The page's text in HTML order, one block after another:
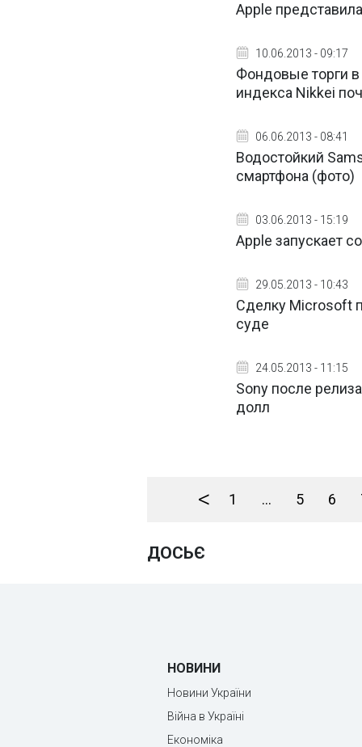
Apple
10.06.2013 - 09:17
Фондовые торги
индекса Nikkei
06.06.2013 - 08:41
Водостойкий
смартфона (фото)
03.06.2013 - 15:19
Apple запускает
29.05.2013 - 10:43
Cделку Microsoft
суде
24.05.2013 - 11:15
Sony после
долл
< 1 ... 5 6
ДОСЬЄ
НОВИНИ
Новини України
Війна в Україні
Економіка